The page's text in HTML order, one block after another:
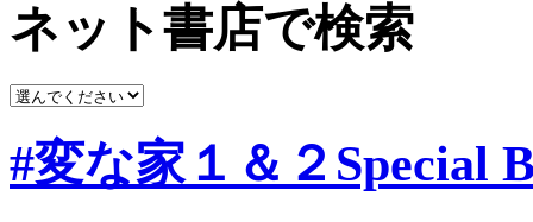
ネット書店で検索
#変な家１＆２Special